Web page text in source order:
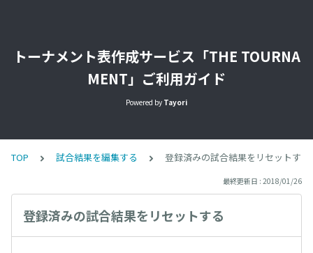
トーナメント表作成サービス「THE TOURNA
MENT」ご利用ガイド
Powered by Tayori
TOP 試合結果を編集する 登録済みの試合結果をリセットする
最終更新日 : 2018/01/26
登録済みの試合結果をリセットする